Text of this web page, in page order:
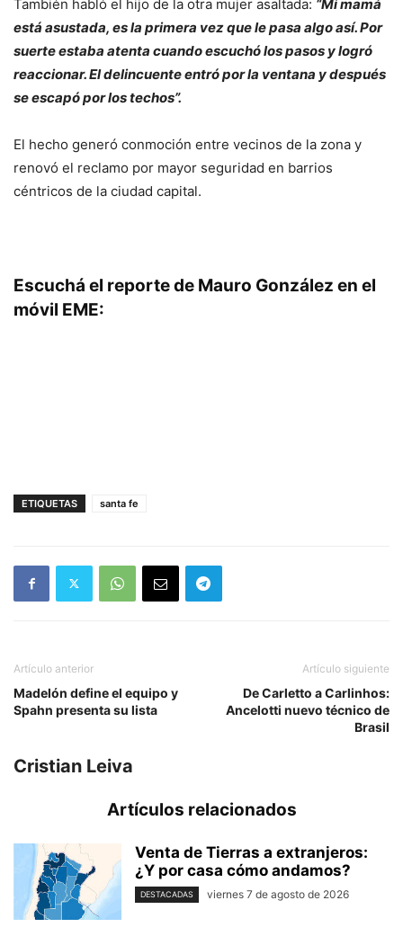
También habló el hijo de la otra mujer asaltada: “Mi mamá
está asustada, es la primera vez que le pasa algo así. Por
suerte estaba atenta cuando escuchó los pasos y logró
reaccionar. El delincuente entró por la ventana y después
se escapó por los techos”.
El hecho generó conmoción entre vecinos de la zona y
renovó el reclamo por mayor seguridad en barrios
céntricos de la ciudad capital.
Escuchá el reporte de Mauro González en el
móvil EME:
ETIQUETAS santa fe
Artículo anterior
Madelón define el equipo y
Spahn presenta su lista
Artículo siguiente
De Carletto a Carlinhos:
Ancelotti nuevo técnico de
Brasil
Cristian Leiva
Artículos relacionados
Venta de Tierras a extranjeros:
¿Y por casa cómo andamos?
DESTACADAS viernes 7 de agosto de 2026